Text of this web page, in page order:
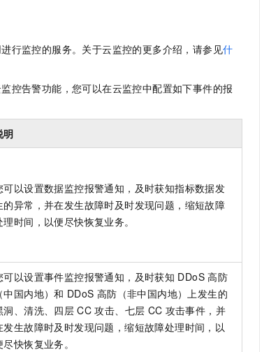
行监控的服务。关于云监控的更多介绍，请参见什
控告警功能，您可以在云监控中配置如下事件的报
明
可以设置数据监控报警通知，及时获知指标数据发
的异常，并在发生故障时及时发现问题，缩短故障
理时间，以便尽快恢复业务。
可以设置事件监控报警通知，及时获知 DDoS 高防
（中国内地）和 DDoS 高防（非中国内地）上发生的
洞、清洗、四层 CC 攻击、七层 CC 攻击事件，并
发生故障时及时发现问题，缩短故障处理时间，以
尽快恢复业务。
而生
Wan2.7-T2V
文戏情感细腻自然，动作戏激烈拳拳到肉，实现更强表演能力
版
万有无界
企业级人与Agent协作平台，接入和调度多个数字员工
秒悟
10分钟微调：让0.6B模型媲美235B模型
用1%尺寸在特定领域达到大模型90%以上效果
多模态数据信息提取
自动承接线索、识别商机，让客服更高效、服务更出色。
Ubuntu
定制建站
模板小程序
APP 开发
建站系统
服务生态伙伴
科研合作